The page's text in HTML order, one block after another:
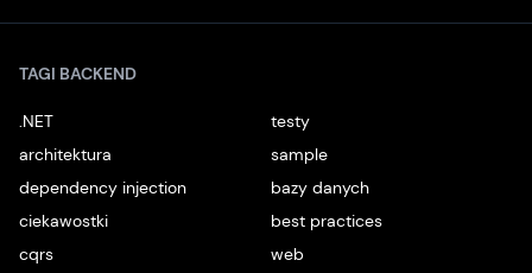
TAGI BACKEND
.NET
testy
architektura
sample
dependency injection
bazy danych
ciekawostki
best practices
cqrs
web